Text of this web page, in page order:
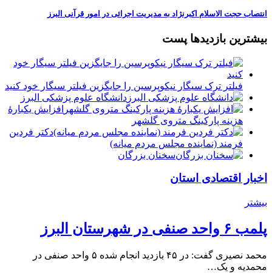
انتصاب حجت‌ الاسلام اکبرنژاد به مدیریت اجرائی در امور قرآنی البرز
بیشترین بازدیدها پست
فیلتر ترک سیگار نیکوپرسین را جایگزین فیلتر سیگار خود کنید
دانشگاه علوم پزشکی البرز
افزایش یکبارۀ
هزینه پارکینگ متروی گلشهر
دكتر فردين
فرمند (نماينده مجلس مردم میانه)
سخنان بزرگان
اخبار اقتصادی استان
بیشتر
پلمب ۶ واحد صنفی در شهرستان البرز
محمد نصیری گفت: در ۴۵ بازدید انجام شده ۵ واحد صنفی در
محمدیه و یک…